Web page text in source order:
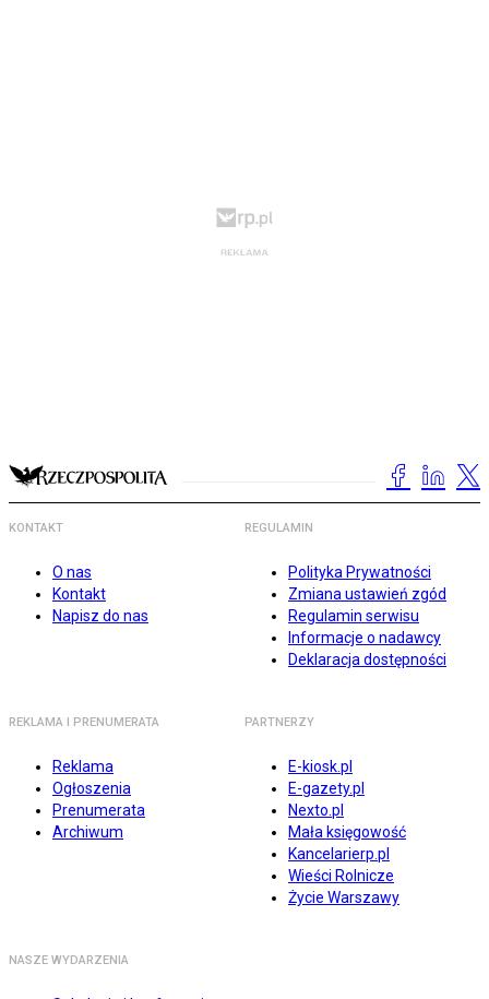
KONTAKT
O nas
Kontakt
Napisz do nas
REGULAMIN
Polityka Prywatności
Zmiana ustawień zgód
Regulamin serwisu
Informacje o nadawcy
Deklaracja dostępności
REKLAMA I PRENUMERATA
Reklama
Ogłoszenia
Prenumerata
Archiwum
PARTNERZY
E-kiosk.pl
E-gazety.pl
Nexto.pl
Mała księgowość
Kancelarierp.pl
Wieści Rolnicze
Życie Warszawy
NASZE WYDARZENIA